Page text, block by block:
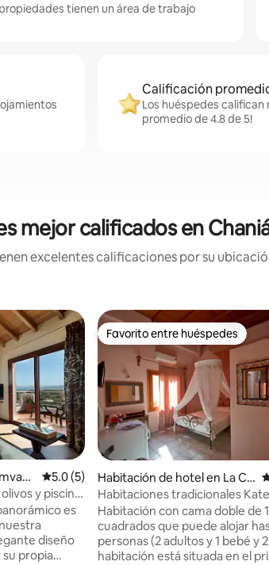
tienen un área de trabajo
Calificación
Los huéspedes califican
promedio de 4.8 de 5!
mejor calificados en
excelentes calificaciones por su
Calificación promedio: 5.0 de 5; 5
5.0 (5)
y piscina
es
diseño
propia
Favorito entre huéspedes
Favorito entre huéspedes
Habitación de hotel en La Ca
nea
Habitaciones tradicionales
Habitación con cama doble de
cuadrados que puede alojar
personas (2 adultos y 1 bebé y
habitación está situada en el